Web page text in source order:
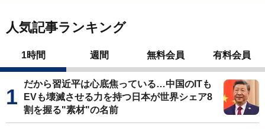
人気記事ランキング
1時間 週間 無料会員 有料会員
だから習近平は心底焦っている…中国のITも
EVも壊滅させる力を持つ日本が世界シェア8
割を握る"素材"の名前